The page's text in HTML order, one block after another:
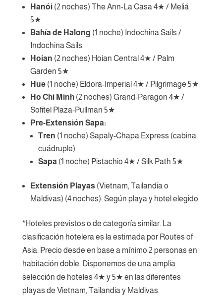
Hanói(2 noches) The Ann-La Casa 4★ / Meliá
5★
Bahía de Halong (1 noche) Indochina Sails /
Indochina Sails
Hoian (2 noches) Hoian Central 4★ / Palm
Garden 5★
Hue(1 noche) Eldora-Imperial 4★ / Pilgrimage 5★
Ho Chi Minh(2 noches) Grand-Paragon 4★ /
Sofitel Plaza-Pullman 5★
Pre-Extensión Sapa:
Tren (1 noche) Sapaly-Chapa Express (cabina
cuádruple)
Sapa (1 noche) Pistachio 4★ / Silk Path 5★
Extensión Playas (Vietnam, Tailandia o
Maldivas) (4 noches): Según playa y hotel elegido
*Hoteles previstos o de categoría similar. La
clasificación hotelera es la estimada por Routes of
Asia. Precio desde en base a mínimo 2 personas en
habitación doble. Disponemos de una amplia
selección de hoteles 4★ y 5★ en las diferentes
playas de Vietnam, Tailandia y Maldivas.